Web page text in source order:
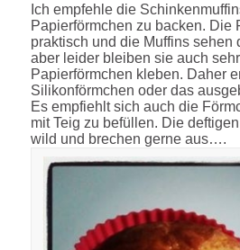
Ich empfehle die
Papierförmchen zu backen. Die
praktisch und die Muffins sehen
aber leider bleiben sie auch
Papierförmchen kleben. Daher
Silikonförmchen oder das
Es empfiehlt sich auch die
mit Teig zu befüllen. Die
wild und brechen gerne aus….